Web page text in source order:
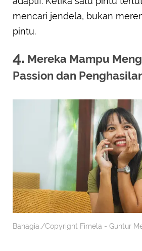
mencari jendela, bukan
pintu.
4. Mereka Mampu
Passion dan
Bahagia./Copyright Fimela - Guntur